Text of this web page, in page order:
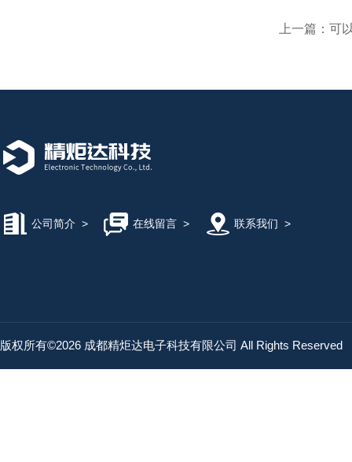
上一篇： 可
公司简介 > 在线留言> 联系我们 >
版权所有©2026 成都精炬达电子科技有限公司 All Rights Reserved